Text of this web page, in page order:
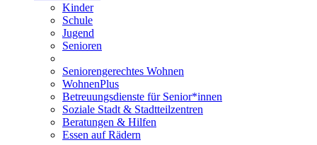
Kinder
Schule
Jugend
Senioren
Seniorengerechtes Wohnen
WohnenPlus
Betreuungsdienste für Senior*innen
Soziale Stadt & Stadtteilzentren
Beratungen & Hilfen
Essen auf Rädern